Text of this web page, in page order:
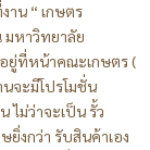
าน “ เกษตร
มหาวิทยาลัย
ยู่ที่หน้าคณะเกษตร (
นจะมีโปรโมชั่น
ไม่ว่าจะเป็น รั้ว
ยิ่งกว่า รับสินค้าเอง